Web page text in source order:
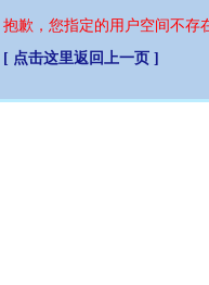
抱歉，您指定的用户空间不存
[ 点击这里返回上一页 ]